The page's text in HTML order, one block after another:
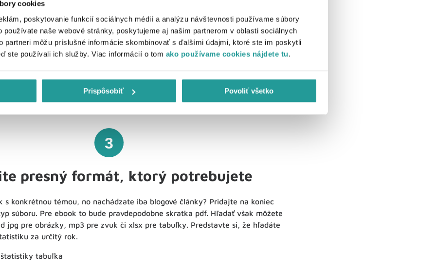
cookies
poskytovanie funkcií sociálnych médií a analýzu návštevnosti používame súbory
používate naše webové stránky, poskytujeme aj našim partnerom v oblasti sociálnych
partneri môžu príslušné informácie skombinovať s ďalšími údajmi, ktoré ste im poskytli
ste používali ich služby. Viac informácií o tom ako používame cookies nájdete tu.
Prispôsobiť Povoliť všetko
z vyhľadávania ponúka široké spektrum využitia. Pri hľadaní mesta alebo
často prispôsobené marketingovo – ponúkajú kúpu leteniek alebo hotelov.
3
presný formát, ktorý potrebujete
s konkrétnou témou, no nachádzate iba blogové články? Pridajte na koniec
súboru. Pre ebook to bude pravdepodobne skratka pdf. Hľadať však môžete
jpg pre obrázky, mp3 pre zvuk či xlsx pre tabuľky. Predstavte si, že hľadáte
za určitý rok.
tabuľka